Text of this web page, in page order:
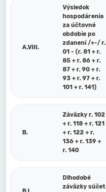
A.VIII.
Výsledok
hospodárenia
za účtovné
obdobie po
zdanení /+-/ r.
01 - (r. 81 + r.
85 + r. 86 + r.
87 + r. 90 + r.
93 + r. 97 + r.
101 + r. 141)
B.
Záväzky r. 102
+ r. 118 + r. 121
+ r. 122 + r.
136 + r. 139 +
r. 140
Dlhodobé
záväzky súčet